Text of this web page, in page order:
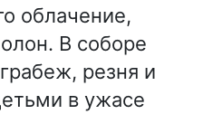
облачение,
В соборе
резня и
в ужасе